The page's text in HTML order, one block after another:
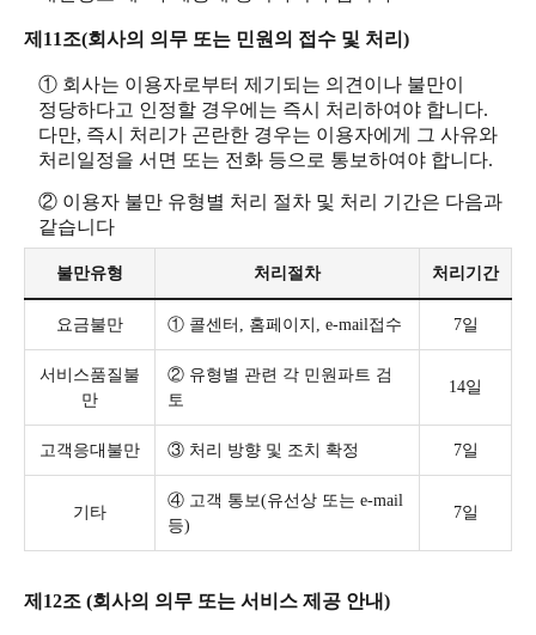
제11조(회사의 의무 또는 민원의 접수 및 처리)
① 회사는 이용자로부터 제기되는 의견이나 불만이
정당하다고 인정할 경우에는 즉시 처리하여야 합니다.
다만, 즉시 처리가 곤란한 경우는 이용자에게 그 사유와
처리일정을 서면 또는 전화 등으로 통보하여야 합니다.
② 이용자 불만 유형별 처리 절차 및 처리 기간은 다음과
같습니다
불만유형 처리절차 처리기간
요금불만 ① 콜센터, 홈페이지, e-mail접수 7일
서비스품질불
만
② 유형별 관련 각 민원파트 검
토
14일
고객응대불만 ③ 처리 방향 및 조치 확정 7일
기타
④ 고객 통보(유선상 또는 e-mail
등)
7일
제12조 (회사의 의무 또는 서비스 제공 안내)